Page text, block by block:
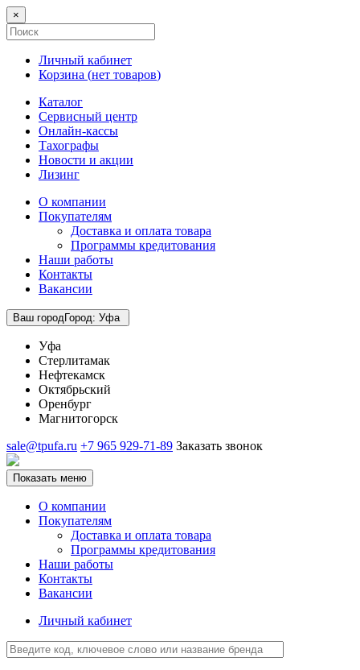
×
Личный кабинет
Корзина (нет товаров)
Каталог
Сервисный центр
Онлайн-кассы
Тахографы
Новости и акции
Лизинг
О компании
Покупателям
Доставка и оплата товара
Программы кредитования
Наши работы
Контакты
Вакансии
Ваш городГород: Уфа
Уфа
Стерлитамак
Нефтекамск
Октябрьский
Оренбург
Магнитогорск
sale@tpufa.ru +7 965 929-71-89 Заказать звонок
Показать меню
О компании
Покупателям
Доставка и оплата товара
Программы кредитования
Наши работы
Контакты
Вакансии
Личный кабинет